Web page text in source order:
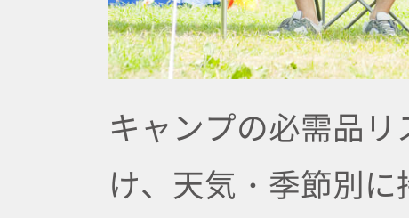
キャンプの必需品
け、天気・季節別